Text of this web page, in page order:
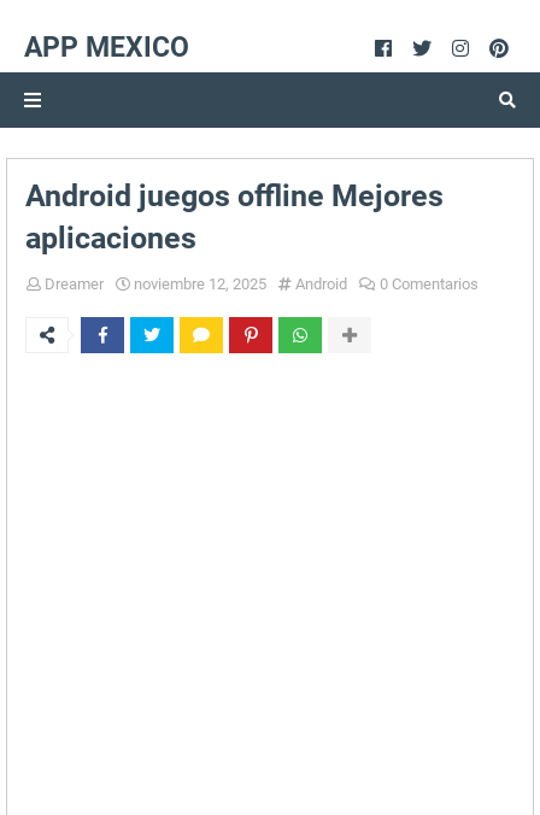
APP MEXICO
Android juegos offline Mejores
aplicaciones
Dreamer noviembre 12, 2025 Android 0 Comentarios